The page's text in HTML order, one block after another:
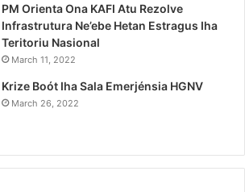
PM Orienta Ona KAFI Atu Rezolve
Infrastrutura Ne’ebe Hetan Estragus Iha
Teritoriu Nasional
March 11, 2022
Krize Boót Iha Sala Emerjénsia HGNV
March 26, 2022